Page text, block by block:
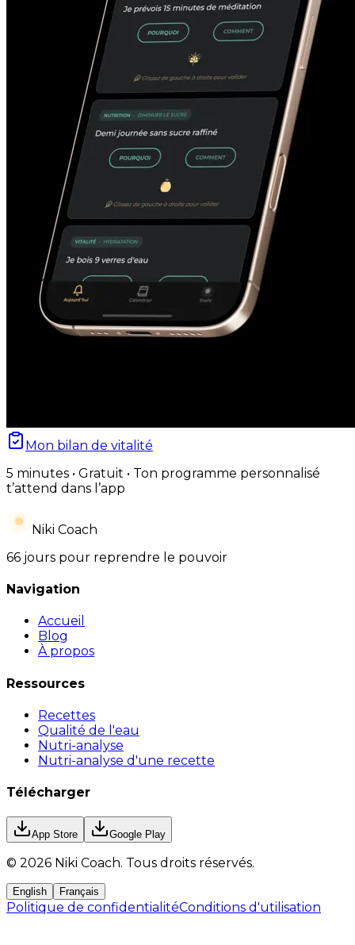
Mon bilan de vitalité
5 minutes • Gratuit • Ton programme personnalisé
t’attend dans l’app
Niki Coach
66 jours pour reprendre le pouvoir
Navigation
Accueil
Blog
À propos
Ressources
Recettes
Qualité de l'eau
Nutri-analyse
Nutri-analyse d'une recette
Télécharger
App Store Google Play
© 2026 Niki Coach. Tous droits réservés.
English Français
Politique de confidentialitéConditions d'utilisation